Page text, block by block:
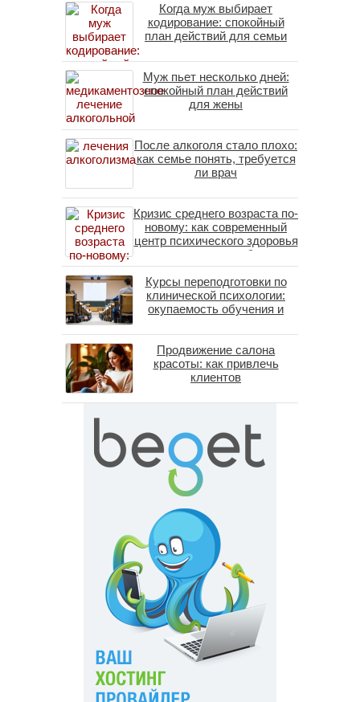
Когда муж выбирает
кодирование: спокойный
план действий для семьи
Муж пьет несколько дней:
спокойный план действий
для жены
После алкоголя стало плохо:
как семье понять, требуется
ли врач
Кризис среднего возраста по-
новому: как современный
центр психического здоровья
помогает пересобрать
личность без таблеток
(методы ДПДГ и КПТ)
Курсы переподготовки по
клинической психологии:
окупаемость обучения и
специалистов в 2026 году
Продвижение салона
красоты: как привлечь
клиентов